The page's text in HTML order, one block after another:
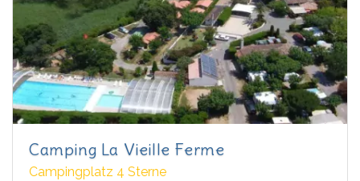
Camping La Vieille Ferme
Campingplatz 4 Sterne